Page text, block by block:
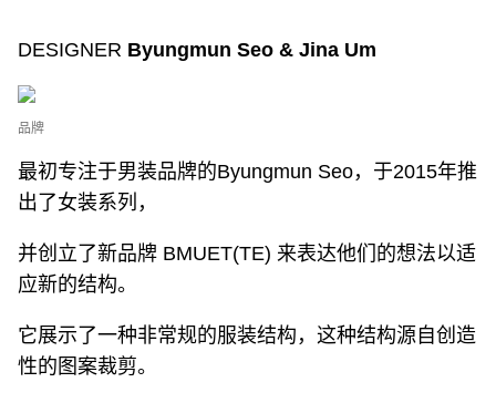
DESIGNER Byungmun Seo & Jina Um
品牌
最初专注于男装品牌的Byungmun Seo，于2015年推
出了女装系列，
并创立了新品牌 BMUET(TE) 来表达他们的想法以适
应新的结构。
它展示了一种非常规的服装结构，这种结构源自创造
性的图案裁剪。